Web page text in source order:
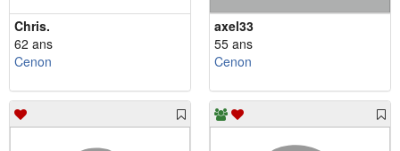
Chris.
62 ans
Cenon
axel33
55 ans
Cenon